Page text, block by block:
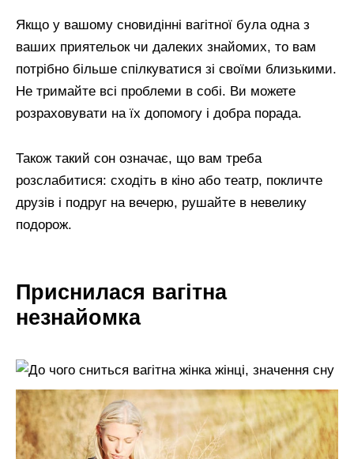
Якщо у вашому сновидінні вагітної була одна з
ваших приятельок чи далеких знайомих, то вам
потрібно більше спілкуватися зі своїми близькими.
Не тримайте всі проблеми в собі. Ви можете
розраховувати на їх допомогу і добра порада.
Також такий сон означає, що вам треба
розслабитися: сходіть в кіно або театр, покличте
друзів і подруг на вечерю, рушайте в невелику
подорож.
Приснилася вагітна
незнайомка